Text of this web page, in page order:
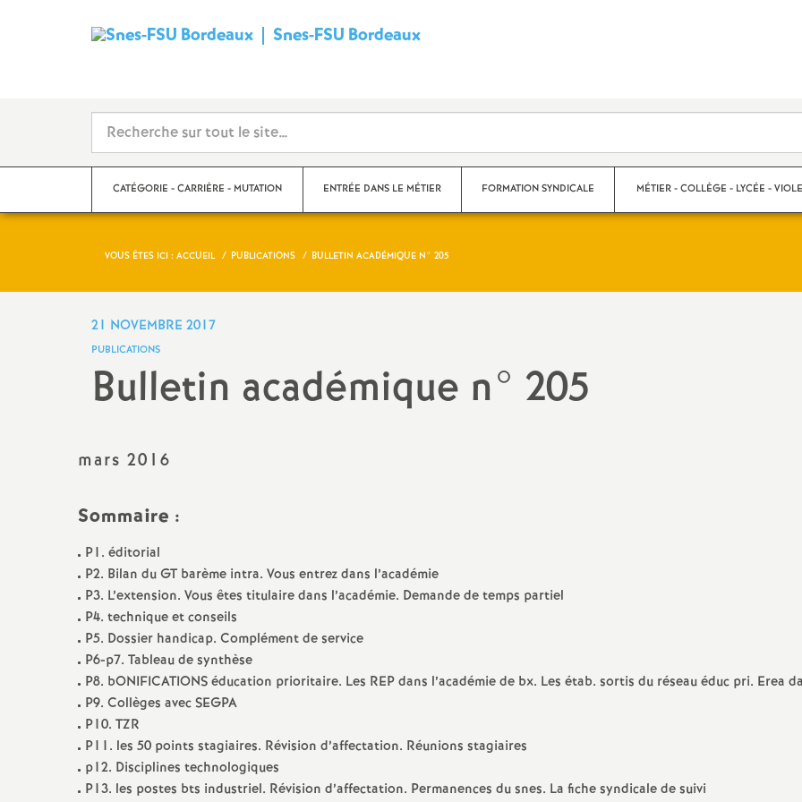
Snes-FSU BordeauxS
n
d
i
t
N
o
a
l
d
CATÉGORIE - CARRIÈRE - MUTATION
Mutations
Catégories
ENTRÉE DANS LE MÉTIER FORMATION SYNDICALE MÉTIER - COLLÈGE - LYCÉE -
VOUS ÊTES ICI : ACCUEIL PUBLICATIONS BULLETIN ACADÉMIQUE N° 205
21 NOVEMBRE 2017
PUBLICATIONS
Bulletin académique n° 205
mars 2016
Sommaire :
P1. éditorial
P2. Bilan du GT barème intra. Vous entrez dans l’académie
P3. L’extension. Vous êtes titulaire dans l’académie. Demande de temps partiel
P4. technique et conseils
P5. Dossier handicap. Complément de service
P6-p7. Tableau de synthèse
P8. bONIFICATIONS éducation prioritaire. Les REP dans l’académie de bx. Les étab. sortis du réseau éduc pri. Erea
P9. Collèges avec SEGPA
P10. TZR
P11. les 50 points stagiaires. Révision d’affectation. Réunions stagiaires
p12. Disciplines technologiques
P13. les postes bts industriel. Révision d’affectation. Permanences du snes. La fiche syndicale de suivi